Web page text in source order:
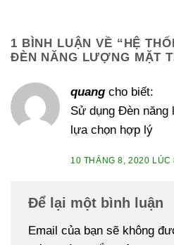
1 BÌNH LUẬN VỀ “HỆ
ĐÈN NĂNG LƯỢNG MẶT
quang cho biết:
Sử dụng Đèn
lựa chọn hợp lý
10 THÁNG 8, 2020 LÚC
Để lại một bình luận
Email của bạn sẽ không